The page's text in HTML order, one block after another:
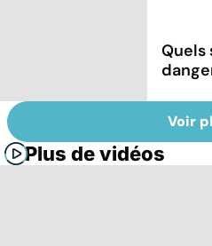
Quels
Voir
Plus de vidéos